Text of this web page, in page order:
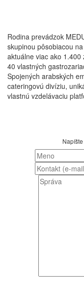
Rodina prevádzok
skupinou pôsobiacou
aktuálne viac ako 1.400
40 vlastných
Spojených arabských
cateringovú divíziu,
vlastnú vzdelávaciu